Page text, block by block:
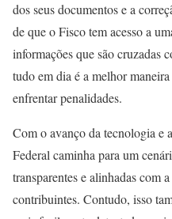
dos seus documentos e a
de que o Fisco tem acesso a
informações que são cruzadas
tudo em dia é a melhor
enfrentar penalidades.
Com o avanço da tecnologia e
Federal caminha para um
transparentes e alinhadas com
contribuintes. Contudo, isso